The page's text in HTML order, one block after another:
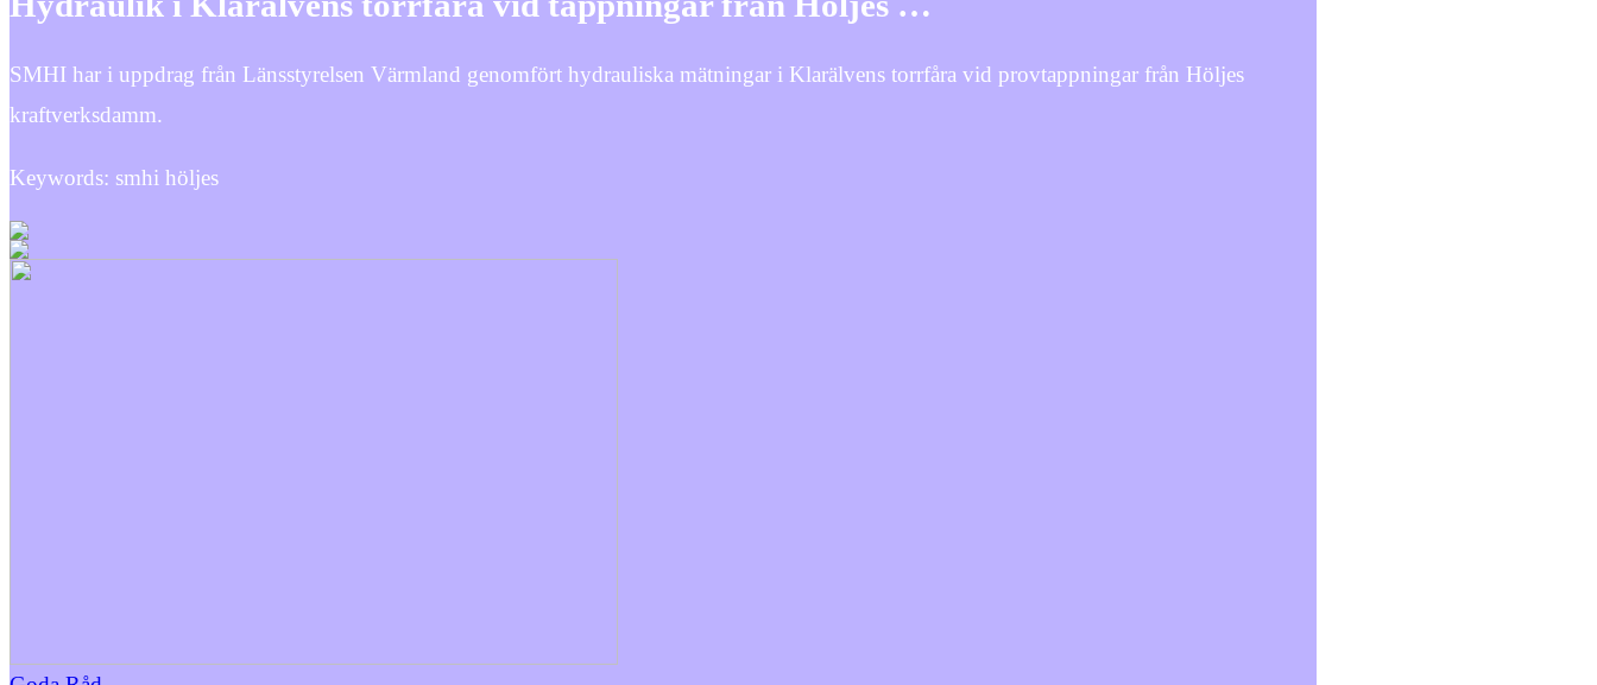
SMHI har i uppdrag från Länsstyrelsen Värmland genomfört hydrauliska mätningar i Klarälvens torrfåra vid provtappningar från Höljes
kraftverksdamm.
Keywords: smhi höljes